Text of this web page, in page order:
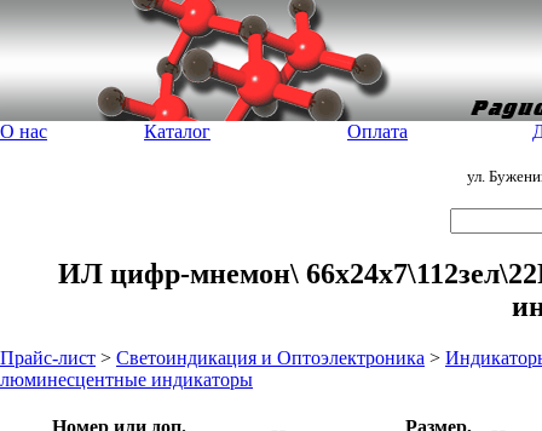
О нас Каталог Оплата
ул.
ИЛ цифр-мнемон\
Прайс-лист > Светоиндикация и Оптоэлектроника >
люминесцентные индикаторы
Номер или доп.
Размер,